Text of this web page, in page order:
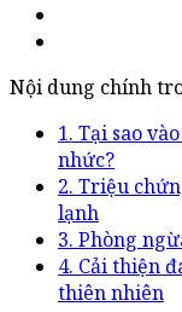
Nội dung chính
1. Tại sao
nhức?
2. Triệu
lạnh
3. Phòng
4. Cải thiện
thiên nhiên